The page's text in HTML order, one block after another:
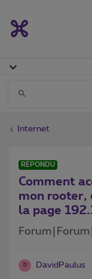
Internet
RÉPONDU
Comment
mon rooter,
la page
D DavidPaulus